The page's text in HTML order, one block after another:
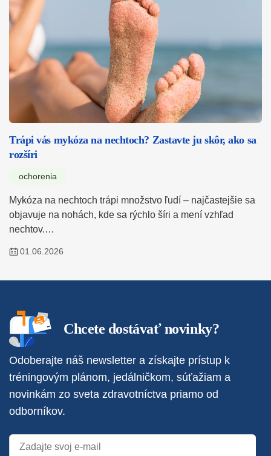
Trápi vás mykóza na nechtoch? Zastavte ju skôr, ako sa
rozšíri
ochorenia
Mykóza na nechtoch trápi množstvo ľudí – najčastejšie sa
objavuje na nohách, kde sa rýchlo šíri a mení vzhľad
nechtov.…
01.06.2026
Chcete dostávať novinky?
Odoberajte náš newsletter a získajte prístup k
tréningovým plánom, jedálničkom, súťažiam a
novinkám zo sveta zdravotníctva priamo od
odborníkov.